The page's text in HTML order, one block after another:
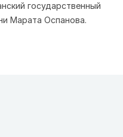
государственный
Марата Оспанова.